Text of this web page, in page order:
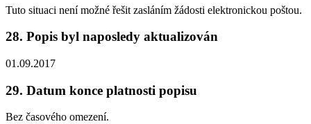
Tuto situaci není možné řešit zasláním žádosti elektronickou poštou.
28. Popis byl naposledy aktualizován
01.09.2017
29. Datum konce platnosti popisu
Bez časového omezení.